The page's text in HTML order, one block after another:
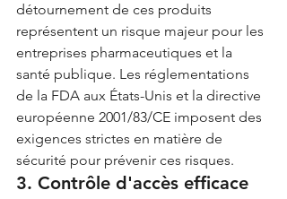
détournement de ces produits
représentent un risque majeur pour les
entreprises pharmaceutiques et la
santé publique. Les réglementations
de la FDA aux États-Unis et la directive
européenne 2001/83/CE imposent des
exigences strictes en matière de
sécurité pour prévenir ces risques.
3. Contrôle d'accès efficace